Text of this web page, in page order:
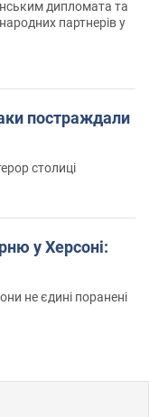
дипломата та
партнерів у
постраждали
столиці
у Херсоні:
не єдині поранені